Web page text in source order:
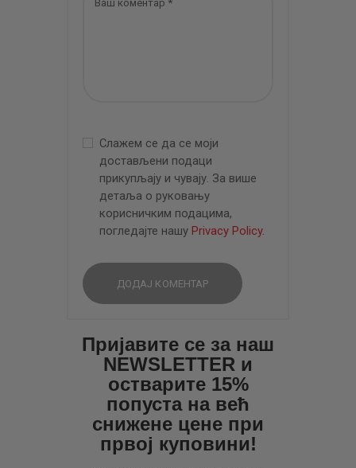
Слажем се да се моји
достављени подаци
прикупљају и чувају. За више
детаља о руковању
корисничким подацима,
погледајте нашу Privacy Policy.
Пријавите се за наш
NEWSLETTER и
остварите 15%
попуста на већ
снижене цене при
првој куповини!